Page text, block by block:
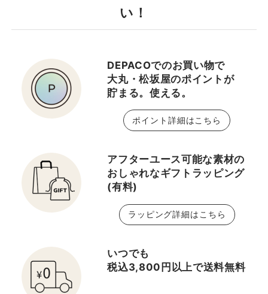
い！
DEPACOでのお買い物で
大丸・松坂屋のポイントが
貯まる。使える。
ポイント詳細はこちら
アフターユース可能な素材の
おしゃれなギフトラッピング
(有料)
ラッピング詳細はこちら
いつでも
税込3,800円以上で送料無料